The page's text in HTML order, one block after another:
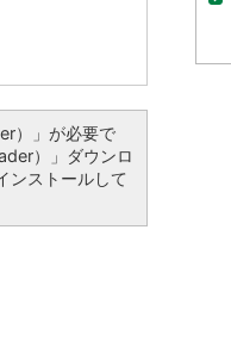
）」が必要で
）」ダウンロ
ンストールして